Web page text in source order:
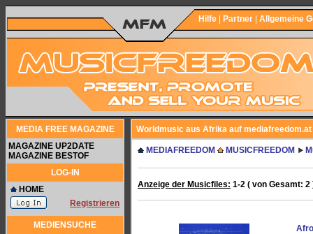
Hilfe Partner Allgemeine
MEDIA FREE MAGAZINE
MAGAZINE UP2DATE
MAGAZINE BESTOF
LOG-IN
HOME
Registrieren
MEDIENSUCHE
Worldmusic aus Afrika auf mediafreedom.at
MEDIAFREEDOM MUSICFREEDOM
Anzeige der Musicfiles: 1-2 ( von Gesamt: 2